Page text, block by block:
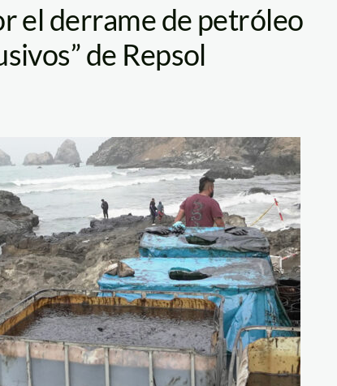
el derrame de petróleo
de Repsol